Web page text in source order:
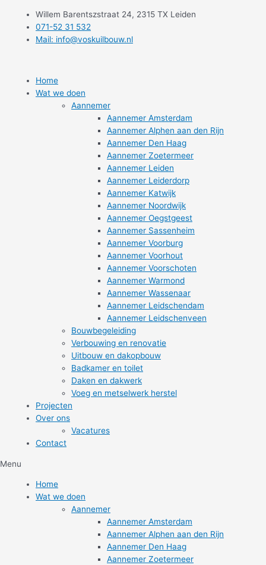
Willem Barentszstraat 24, 2315 TX Leiden
071-52 31 532
Mail: info@voskuilbouw.nl
Home
Wat we doen
Aannemer
Aannemer Amsterdam
Aannemer Alphen aan den Rijn
Aannemer Den Haag
Aannemer Zoetermeer
Aannemer Leiden
Aannemer Leiderdorp
Aannemer Katwijk
Aannemer Noordwijk
Aannemer Oegstgeest
Aannemer Sassenheim
Aannemer Voorburg
Aannemer Voorhout
Aannemer Voorschoten
Aannemer Warmond
Aannemer Wassenaar
Aannemer Leidschendam
Aannemer Leidschenveen
Bouwbegeleiding
Verbouwing en renovatie
Uitbouw en dakopbouw
Badkamer en toilet
Daken en dakwerk
Voeg en metselwerk herstel
Projecten
Over ons
Vacatures
Contact
Menu
Home
Wat we doen
Aannemer
Aannemer Amsterdam
Aannemer Alphen aan den Rijn
Aannemer Den Haag
Aannemer Zoetermeer